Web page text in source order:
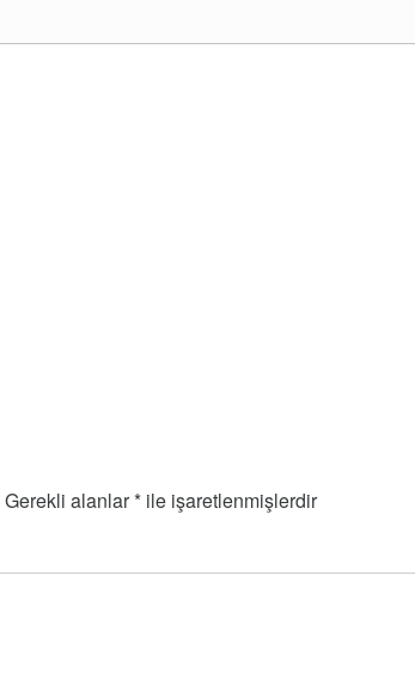
Gerekli alanlar* ile işaretlenmişlerdir